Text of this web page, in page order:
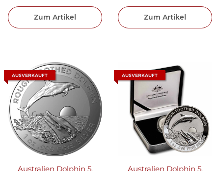
Zum Artikel Zum Artikel
AUSVERKAUFT
Australien Dolphin 5.
AUSVERKAUFT
Australien Dolphin 5.